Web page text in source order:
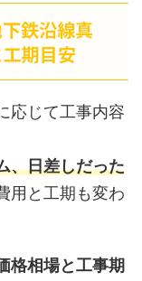
鉄沿線真
期目安
応じて工事内容
、日差しだった
用と工期も変わ
格相場と工事期